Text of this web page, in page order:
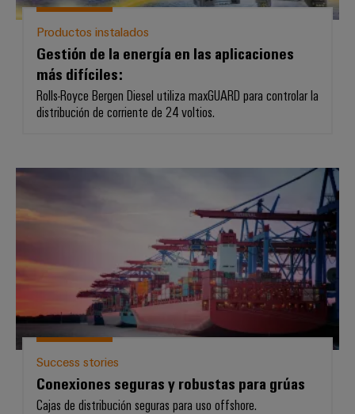
Productos instalados
Gestión de la energía en las aplicaciones
más difíciles:
Rolls-Royce Bergen Diesel utiliza maxGUARD para controlar la
distribución de corriente de 24 voltios.
Conexiones seguras y robustas
Success stories
Conexiones seguras y robustas para grúas
Cajas de distribución seguras para uso offshore.